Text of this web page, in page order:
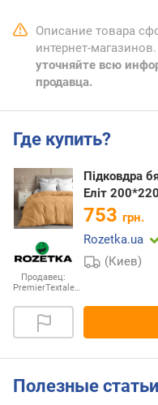
Описание товара
интернет-
уточняйте всю
продавца.
Где купить?
Продавец:
PremierTextale…
Підковдра
Еліт
753 грн.
Rozetka.ua
(Киев)
Полезные статьи